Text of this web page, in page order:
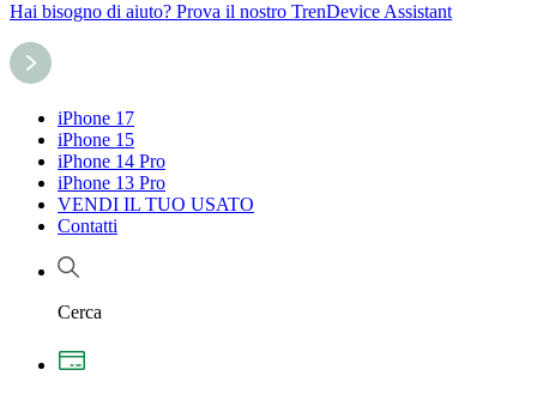
Hai bisogno di aiuto? Prova il nostro TrenDevice Assistant
iPhone 17
iPhone 15
iPhone 14 Pro
iPhone 13 Pro
VENDI IL TUO USATO
Contatti
Cerca